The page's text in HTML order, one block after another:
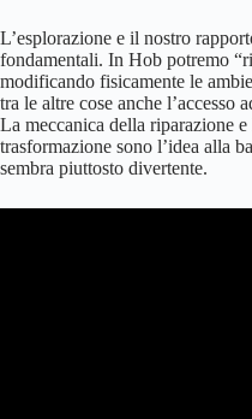
L’esplorazione e il nostro
fondamentali. In Hob potremo
modificando fisicamente le
tra le altre cose anche l’accesso
La meccanica della riparazione e
trasformazione sono l’idea alla
sembra piuttosto divertente.